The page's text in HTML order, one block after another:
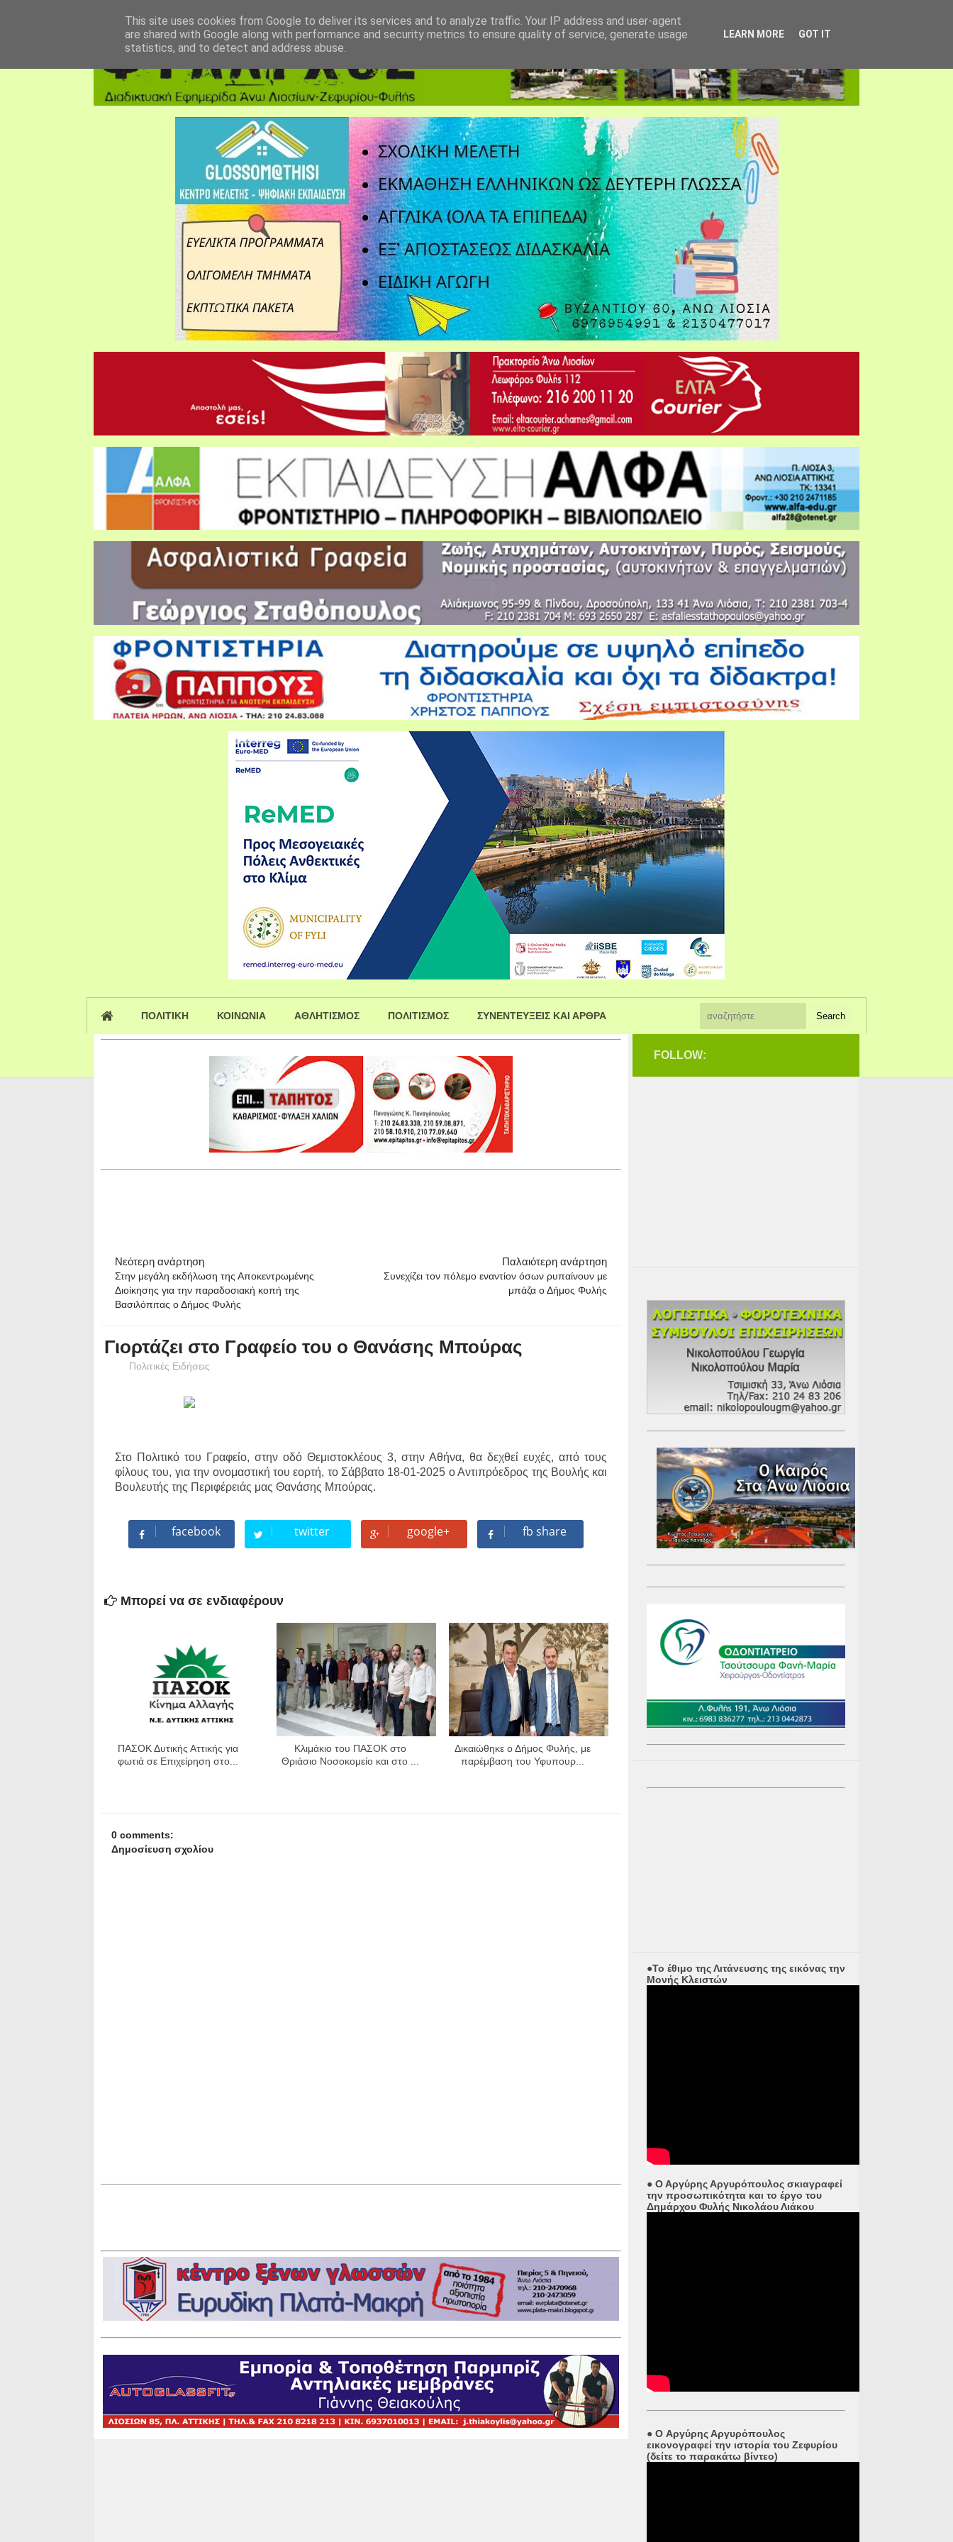
ΠΟΛΙΤΙΚΗ ΚΟΙΝΩΝΙΑ ΑΘΛΗΤΙΣΜΟΣ ΠΟΛΙΤΙΣΜΟΣ ΣΥΝΕΝΤΕΥΞΕΙΣ ΚΑΙ ΑΡΘΡΑ
Νεότερη ανάρτηση
Στην μεγάλη εκδήλωση της Αποκεντρωμένης
Διοίκησης για την παραδοσιακή κοπή της
Βασιλόπιτας ο Δήμος Φυλής
Παλαιότερη ανάρτηση
Συνεχίζει τον πόλεμο εναντίον όσων ρυπαίνουν με
μπάζα ο Δήμος Φυλής
Γιορτάζει στο Γραφείο του ο Θανάσης Μπούρας
Πολιτικές Ειδήσεις
Στο Πολιτικό του Γραφείο, στην οδό Θεμιστοκλέους 3, στην Αθήνα, θα δεχθεί ευχές, από τους
φίλους του, για την ονομαστική του εορτή, το Σάββατο 18-01-2025 ο Αντιπρόεδρος της Βουλής και
Βουλευτής της Περιφέρειάς μας Θανάσης Μπούρας.
facebook twitter google+ fb share
Μπορεί να σε ενδιαφέρουν
ΠΑΣΟΚ Δυτικής Αττικής για
φωτιά σε Επιχείρηση στο...
Κλιμάκιο του ΠΑΣΟΚ στο
Θριάσιο Νοσοκομείο και στο ...
Δικαιώθηκε ο Δήμος Φυλής, με
παρέμβαση του Υφυπουρ...
0 comments:
Δημοσίευση σχολίου
FOLLOW:
●Το έθιμο της Λιτάνευσης της εικόνας την
Μονής Κλειστών
● Ο Αργύρης Αργυρόπουλος σκιαγραφεί
την προσωπικότητα και το έργο του
Δημάρχου Φυλής Νικολάου Λιάκου
● O Αργύρης Αργυρόπουλος
εικονογραφεί την ιστορία του Ζεφυρίου
(δείτε το παρακάτω βίντεο)
This site uses cookies from Google to deliver its services and to analyze traffic. Your IP address and user-agent
are shared with Google along with performance and security metrics to ensure quality of service, generate usage
statistics, and to detect and address abuse.
LEARN MORE GOT IT